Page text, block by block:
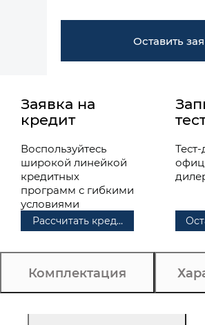
Оставить
Заявка на
кредит
Воспользуйтесь
широкой линейкой
кредитных
программ с гибкими
условиями
Рассчитать кредит
Комплектация